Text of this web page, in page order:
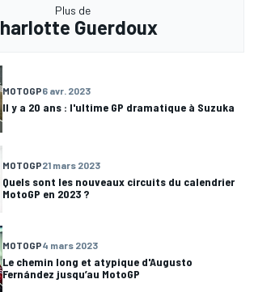
Plus de
Guerdoux
MOTOGP6 avr. 2023
Il y a 20 ans : l'ultime GP dramatique à Suzuka
MOTOGP21 mars 2023
Quels sont les nouveaux circuits du calendrier
MotoGP en 2023 ?
MOTOGP4 mars 2023
Le chemin long et atypique d'Augusto
Fernández jusqu’au MotoGP